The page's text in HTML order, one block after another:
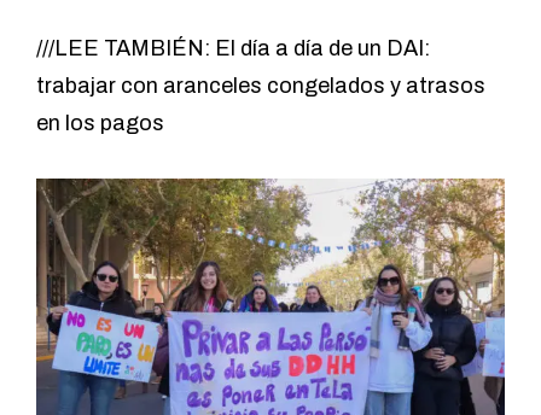
///LEE TAMBIÉN: El día a día de un DAI:
trabajar con aranceles congelados y atrasos
en los pagos